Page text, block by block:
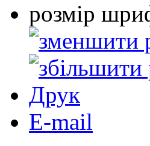
розмір
Друк
E-mail